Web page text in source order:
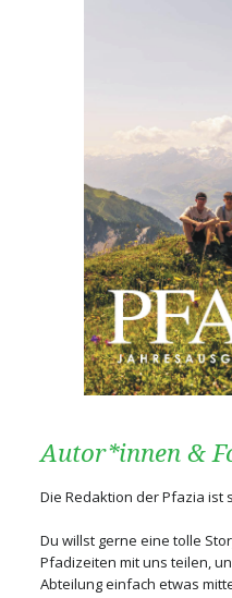
Autor*innen &
Die Redaktion der Pfazia ist
Du willst gerne eine tolle
Pfadizeiten mit uns teilen,
Abteilung einfach etwas